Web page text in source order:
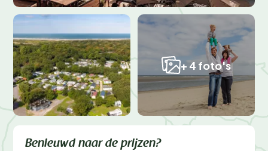
+ 4 foto's
Benieuwd naar de prijzen?